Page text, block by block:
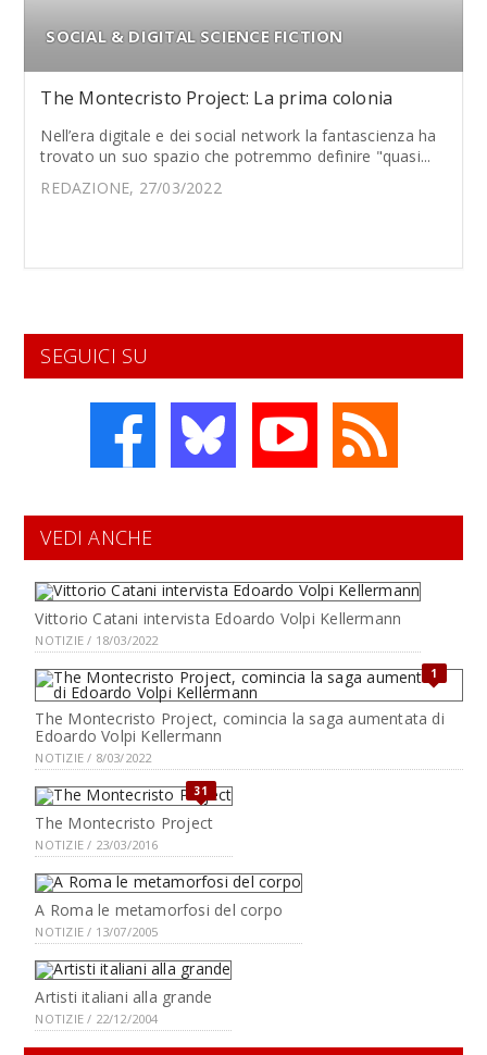
SOCIAL & DIGITAL SCIENCE FICTION
The Montecristo Project: La prima colonia
Nell’era digitale e dei social network la fantascienza ha
trovato un suo spazio che potremmo definire "quasi...
REDAZIONE, 27/03/2022
SEGUICI SU
VEDI ANCHE
Vittorio Catani intervista Edoardo Volpi Kellermann
NOTIZIE / 18/03/2022
1
The Montecristo Project, comincia la saga aumentata di
Edoardo Volpi Kellermann
NOTIZIE / 8/03/2022
31
The Montecristo Project
NOTIZIE / 23/03/2016
A Roma le metamorfosi del corpo
NOTIZIE / 13/07/2005
Artisti italiani alla grande
NOTIZIE / 22/12/2004